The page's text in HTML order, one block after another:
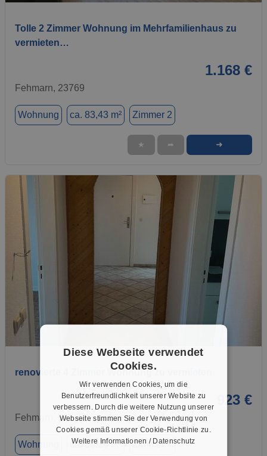
Tolle 2 Zimmer Wohnung im Mehrfamilienhaus zu
vermieten…
1.168 €
Fehmarn, 23769
Wohnung ca. 83,43 m² Zimmer 2
★ ➦ ➜
renovierte 4 Zimmer Wohnung zu vermieten
923 €
Fehmarn, 23769
Wohnung ca. 80,29 m² Zimmer 4
Diese Webseite verwendet
Cookies.
Wir verwenden Cookies, um die
Benutzerfreundlichkeit unserer Website zu
verbessern. Durch die weitere Nutzung unserer
Webseite stimmen Sie der Verwendung von
Cookies gemäß unserer Cookie-Richtlinie zu.
Weitere Informationen / Datenschutz